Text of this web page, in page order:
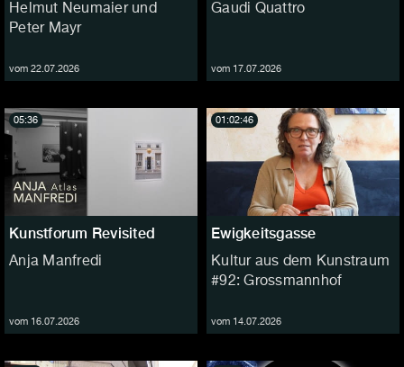
Helmut Neumaier und
Peter Mayr
vom 22.07.2026
Gaudi Quattro
vom 17.07.2026
Kunstforum Revisited
Anja Manfredi
vom 16.07.2026
05:36
Ewigkeitsgasse
Kultur aus dem Kunstraum
#92: Grossmannhof
vom 14.07.2026
01:02:46